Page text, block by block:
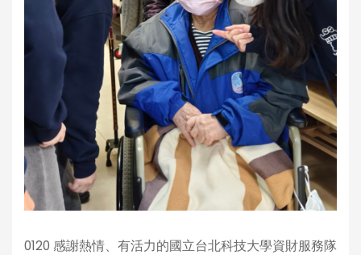
0120 感謝熱情、有活力的國立台北科技大學資財服務隊